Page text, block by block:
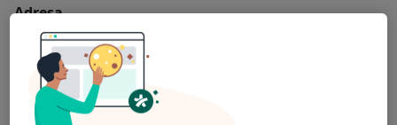
Adresa
MUdr. Pavel Hranička
Čankovská 416/7,